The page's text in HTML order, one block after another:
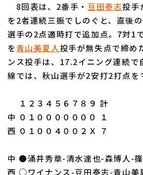
利用規約 プライ
運営会社（別ウィンドウで開く） よくある
8回表は、2番手・ 豆田泰志投手
を2者連続三振でしのぐと、直後の
選手の2点適時打で追加点。7対1
を青山美夏人投手が無失点で締め
ンス投手は、17.2イニング連続で
線では、秋山選手が2安打2打点を
１２３４５６７８９ 計
中 ０１０００００００ １
西 ０１００４００２Ｘ ７
中 ●涌井秀章-清水達也-森博人-
西 ○ワイナンス-豆田泰志-青山美